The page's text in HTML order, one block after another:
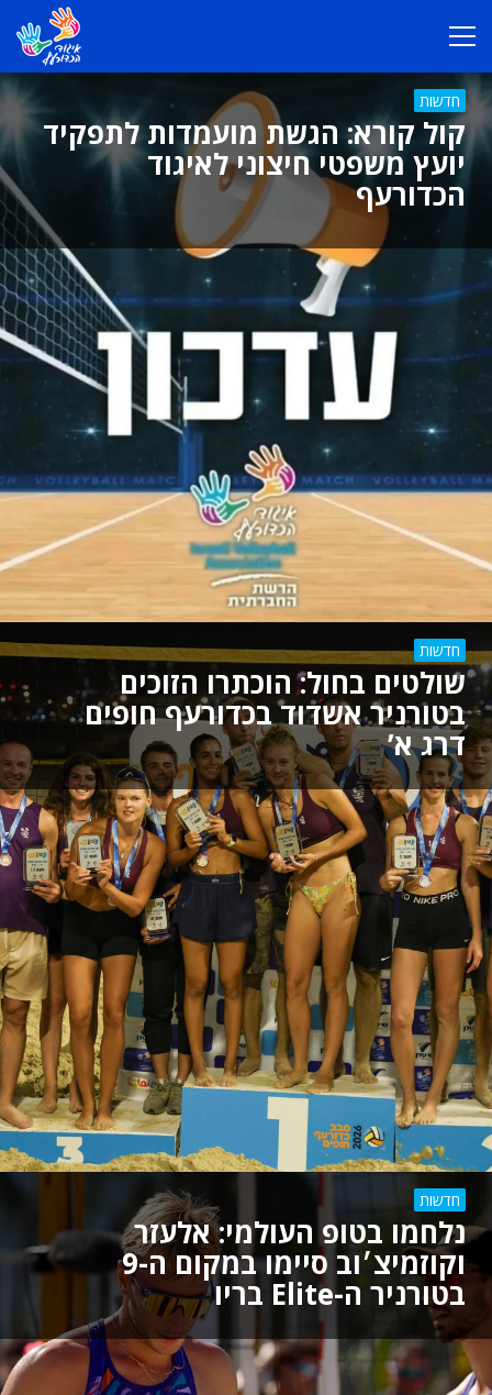
חדשות
קול קורא: הגשת מועמדות לתפקיד
יועץ משפטי חיצוני לאיגוד
הכדורעף
חדשות
שולטים בחול: הוכתרו הזוכים
בטורניר אשדוד בכדורעף חופים
דרג א’
חדשות
נלחמו בטופ העולמי: אלעזר
וקוזמיצ׳וב סיימו במקום ה-9
בטורניר ה-Elite בריו